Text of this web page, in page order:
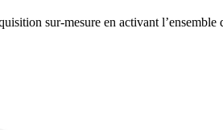
sur-mesure en activant